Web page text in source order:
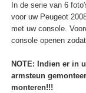
In de serie van 6
voor uw Peugeot
met uw console.
console openen
NOTE: Indien er in
armsteun
monteren!!!